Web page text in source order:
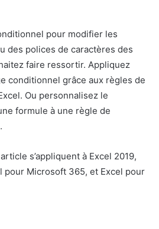
pour modifier les
des polices de caractères des
faire ressortir. Appliquez
conditionnel grâce aux règles de
Ou personnalisez le
formule à une règle de
s’appliquent à Excel 2019,
pour Microsoft 365, et Excel pour